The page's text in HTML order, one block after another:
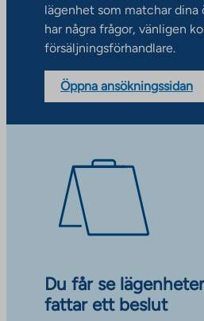
lägenhet som matchar dina
har några frågor, vänligen
försäljningsförhandlare.
Öppna ansökningssidan
Du får se
fattar ett beslut